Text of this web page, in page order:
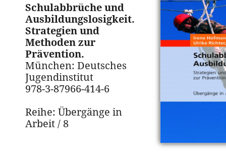
Schulabbrüche und
Ausbildungslosigkeit.
Strategien und
Methoden zur
Prävention.
München: Deutsches
Jugendinstitut
978-3-87966-414-6
Reihe: Übergänge in
Arbeit / 8